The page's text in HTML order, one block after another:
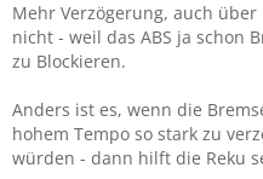
Mehr Verzögerung, auch
nicht - weil das ABS ja schon
zu Blockieren.
Anders ist es, wenn die
hohem Tempo so stark zu
würden - dann hilft die Reku